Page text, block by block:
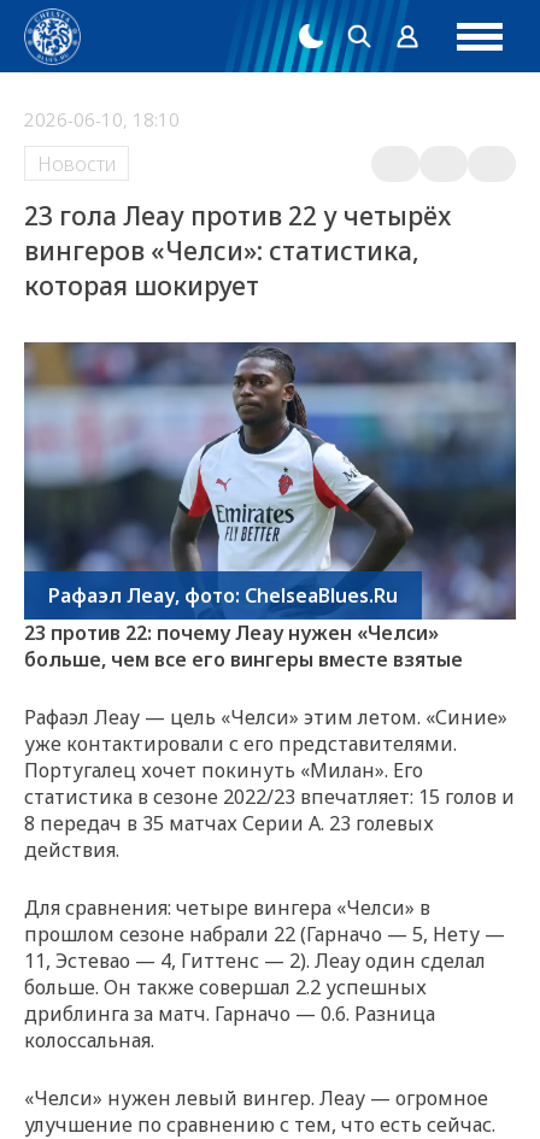
2026-06-10, 18:10
Новости
23 гола Леау против 22 у четырёх
вингеров «Челси»: статистика,
которая шокирует
Рафаэл Леау, фото: ChelseaBlues.Ru
23 против 22: почему Леау нужен «Челси»
больше, чем все его вингеры вместе взятые
Рафаэл Леау — цель «Челси» этим летом. «Синие»
уже контактировали с его представителями.
Португалец хочет покинуть «Милан». Его
статистика в сезоне 2022/23 впечатляет: 15 голов и
8 передач в 35 матчах Серии А. 23 голевых
действия.
Для сравнения: четыре вингера «Челси» в
прошлом сезоне набрали 22 (Гарначо — 5, Нету —
11, Эстевао — 4, Гиттенс — 2). Леау один сделал
больше. Он также совершал 2.2 успешных
дриблинга за матч. Гарначо — 0.6. Разница
колоссальная.
«Челси» нужен левый вингер. Леау — огромное
улучшение по сравнению с тем, что есть сейчас.